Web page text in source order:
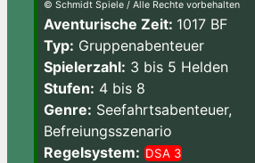
© Schmidt Spiele / Alle Rechte vorbehalten
Aventurische Zeit: 1017 BF
Typ: Gruppenabenteuer
Spielerzahl: 3 bis 5 Helden
Stufen: 4 bis 8
Genre: Seefahrtsabenteuer,
Befreiungsszenario
Regelsystem: DSA 3